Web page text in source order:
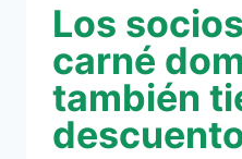
Los
carné
también